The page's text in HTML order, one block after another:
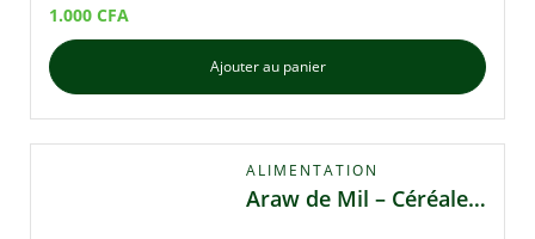
1.000 CFA
Ajouter au panier
ALIMENTATION
Araw de Mil – Céréale Nutritive pour Lakh et Fondé